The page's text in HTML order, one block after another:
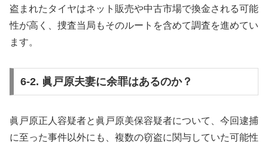
盗まれたタイヤはネット販売や中古市場で換金される可能
性が高く、捜査当局もそのルートを含めて調査を進めてい
ます。
6-2. 眞戸原夫妻に余罪はあるのか？
眞戸原正人容疑者と眞戸原美保容疑者について、今回逮捕
に至った事件以外にも、複数の窃盗に関与していた可能性